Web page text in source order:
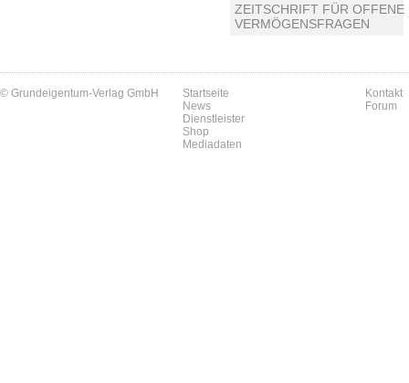
ZEITSCHRIFT FÜR OFFENE
VERMÖGENSFRAGEN
© Grundeigentum-Verlag GmbH
Startseite
News
Dienstleister
Shop
Mediadaten
Kontakt
Forum